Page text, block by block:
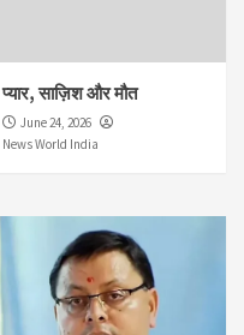
प्यार, साज़िश और मौत
June 24, 2026
News World India